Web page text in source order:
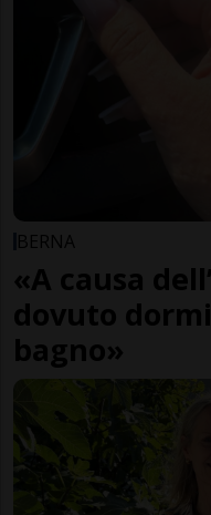
BERNA
«A causa
dovuto
bagno»